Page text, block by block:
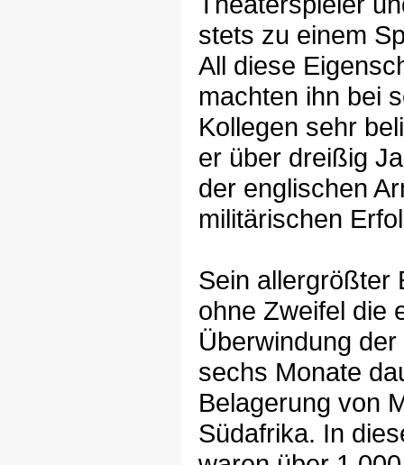
stets zu einem
All diese
machten ihn bei
Kollegen sehr
er über dreißig
der englischen
militärischen
Sein allergrößter
ohne Zweifel die
Überwindung
sechs Monate
Belagerung von
Südafrika. In